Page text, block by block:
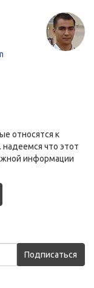
относятся к
надеемся что этот
информации
Подписаться